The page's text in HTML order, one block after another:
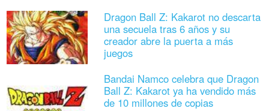
Dragon Ball Z: Kakarot no descarta
una secuela tras 6 años y su
creador abre la puerta a más
juegos
Bandai Namco celebra que Dragon
Ball Z: Kakarot ya ha vendido más
de 10 millones de copias